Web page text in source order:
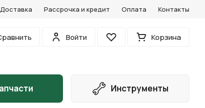
Доставка Рассрочка и кредит Оплата Контакты
Войти
Избранное Корзина
Инструменты